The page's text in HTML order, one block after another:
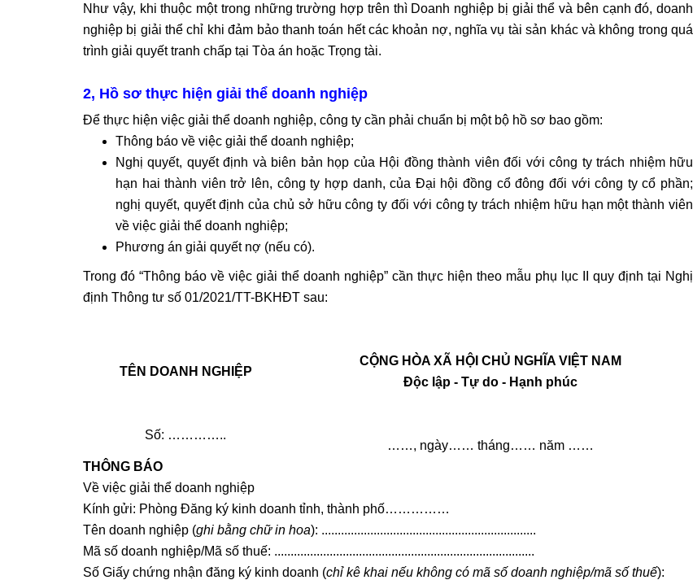
Như vậy, khi thuộc một trong những trường hợp trên thì Doanh nghiệp bị giải thể và bên cạnh đó, doanh
nghiệp bị giải thể chỉ khi đảm bảo thanh toán hết các khoản nợ, nghĩa vụ tài sản khác và không trong quá
trình giải quyết tranh chấp tại Tòa án hoặc Trọng tài.
2, Hồ sơ thực hiện giải thể doanh nghiệp
Để thực hiện việc giải thể doanh nghiệp, công ty cần phải chuẩn bị một bộ hồ sơ bao gồm:
Thông báo về việc giải thể doanh nghiệp;
Nghị quyết, quyết định và biên bản họp của Hội đồng thành viên đối với công ty trách nhiệm hữu
hạn hai thành viên trở lên, công ty hợp danh, của Đại hội đồng cổ đông đối với công ty cổ phần;
nghị quyết, quyết định của chủ sở hữu công ty đối với công ty trách nhiệm hữu hạn một thành viên
về việc giải thể doanh nghiệp;
Phương án giải quyết nợ (nếu có).
Trong đó “Thông báo về việc giải thể doanh nghiệp” cần thực hiện theo mẫu phụ lục II quy định tại Nghị
định Thông tư số 01/2021/TT-BKHĐT sau:
TÊN DOANH NGHIỆP
Số: …………..
CỘNG HÒA XÃ HỘI CHỦ NGHĨA VIỆT NAM
Độc lập - Tự do - Hạnh phúc
……, ngày…… tháng…… năm ……
THÔNG BÁO
Về việc giải thể doanh nghiệp
Kính gửi: Phòng Đăng ký kinh doanh tỉnh, thành phố……………
Tên doanh nghiệp (ghi bằng chữ in hoa): ..................................................................
Mã số doanh nghiệp/Mã số thuế: ................................................................................
Số Giấy chứng nhận đăng ký kinh doanh (chỉ kê khai nếu không có mã số doanh nghiệp/mã số thuế):